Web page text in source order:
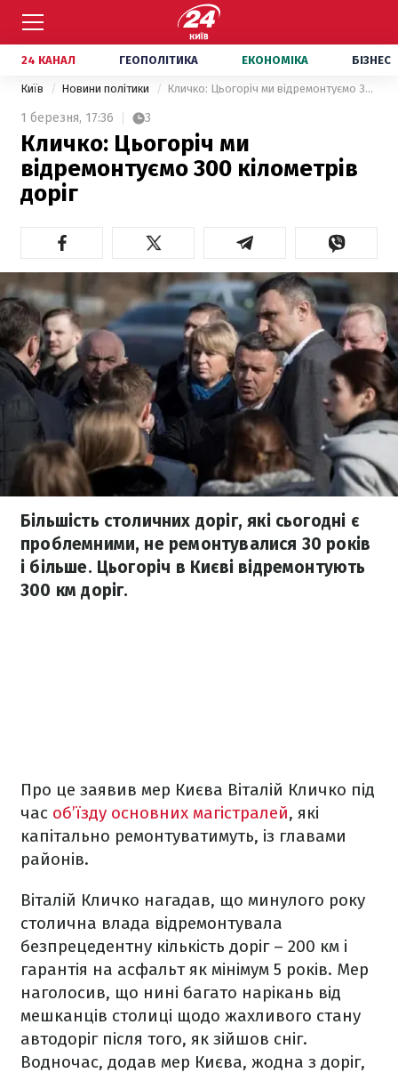
24 КАНАЛ ГЕОПОЛІТИКА ЕКОНОМІКА БІЗНЕС
Київ Новини політики Кличко: Цьогоріч ми відремонтуємо 300 кілометрів доріг
1 березня, 17:36 3
Кличко: Цьогоріч ми
відремонтуємо 300 кілометрів
доріг
Більшість столичних доріг, які сьогодні є
проблемними, не ремонтувалися 30 років
і більше. Цьогоріч в Києві відремонтують
300 км доріг.
Про це заявив мер Києва Віталій Кличко під
час об’їзду основних магістралей, які
капітально ремонтуватимуть, із главами
районів.
Віталій Кличко нагадав, що минулого року
столична влада відремонтувала
безпрецедентну кількість доріг – 200 км і
гарантія на асфальт як мінімум 5 років. Мер
наголосив, що нині багато нарікань від
мешканців столиці щодо жахливого стану
автодоріг після того, як зійшов сніг.
Водночас, додав мер Києва, жодна з доріг,